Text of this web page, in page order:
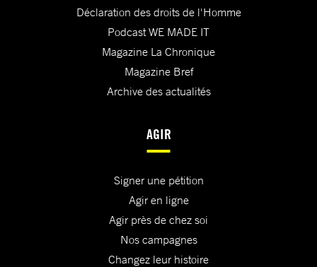
Déclaration des droits de l'Homme
Podcast WE MADE IT
Magazine La Chronique
Magazine Bref
Archive des actualités
AGIR
Signer une pétition
Agir en ligne
Agir près de chez soi
Nos campagnes
Changez leur histoire